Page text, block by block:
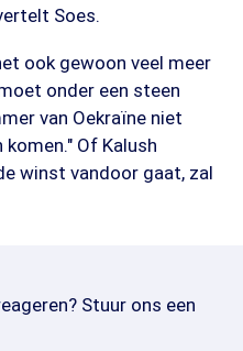
Soes.
ook gewoon veel meer
onder een steen
van Oekraïne niet
Of Kalush
winst vandoor gaat, zal
Stuur ons een